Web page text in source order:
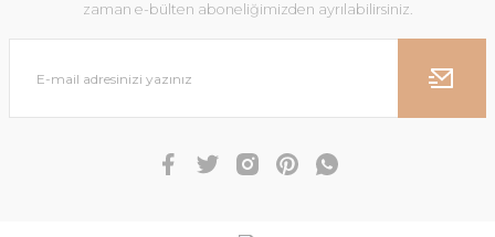
zaman e-bülten aboneliğimizden ayrılabilirsiniz.